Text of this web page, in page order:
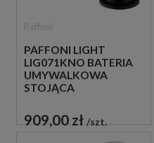
PAFFONI LIGHT
LIG071KNO BATERIA
UMYWALKOWA
STOJĄCA
CZARNA
909,00 zł szt.